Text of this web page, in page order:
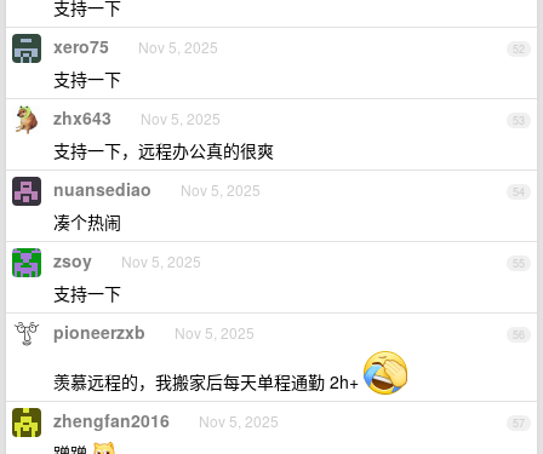
支持一下
52
xero75 Nov 5, 2025
支持一下
53
zhx643 Nov 5, 2025
支持一下，远程办公真的很爽
54
nuansediao Nov 5, 2025
凑个热闹
55
zsoy Nov 5, 2025
支持一下
56
pioneerzxb Nov 5, 2025
羡慕远程的，我搬家后每天单程通勤 2h+
57
zhengfan2016 Nov 5, 2025